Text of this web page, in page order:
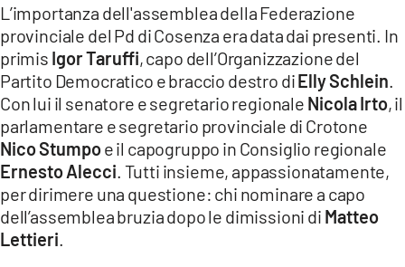
COSENZACHANNEL.IT
ILVIBONESE.IT
CATANZAROCHANNEL.IT
LACAPITALENEWS.IT
App
ANDROID
APPLE
L’importanza dell'assemblea della Federazione
provinciale del Pd di Cosenza era data dai presenti. In
primis Igor Taruffi, capo dell’Organizzazione del
Partito Democratico e braccio destro diElly Schlein
Con lui il senatore e segretario regionale Nicola Irto, il
parlamentare e segretario provinciale di Crotone
Nico Stumpoe il capogruppo in Consiglio regionale
Ernesto Alecci . Tutti insieme, appassionatamente,
per dirimere una questione: chi nominare a capo
dell’assemblea bruzia dopo le dimissioni di Matteo
Lettieri